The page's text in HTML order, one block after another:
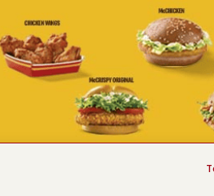
Arquidiocese Braga